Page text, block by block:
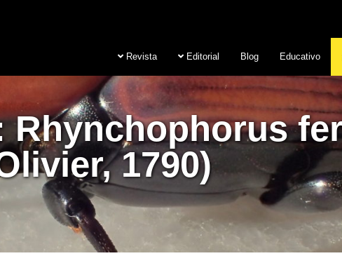
Revista Editorial Blog Educativo
Rhynchophorus
1790)